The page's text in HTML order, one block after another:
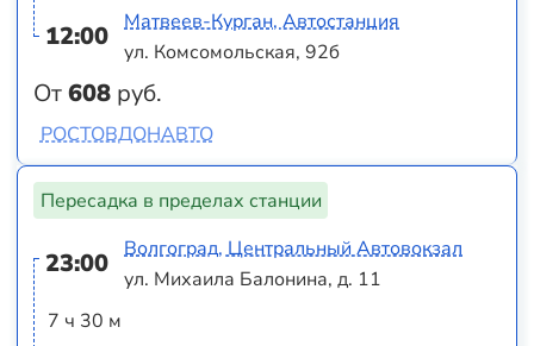
12:00
От608 руб.
Матвеев-Курган, Автостанция
ул. Комсомольская, 92б
РОСТОВДОНАВТО
Пересадка в пределах станции
23:00
7 ч 30 м
Волгоград, Центральный Автовокзал
ул. Михаила Балонина, д. 11